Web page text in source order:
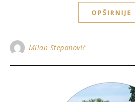
OPŠIRNIJE
Milan Stepanović